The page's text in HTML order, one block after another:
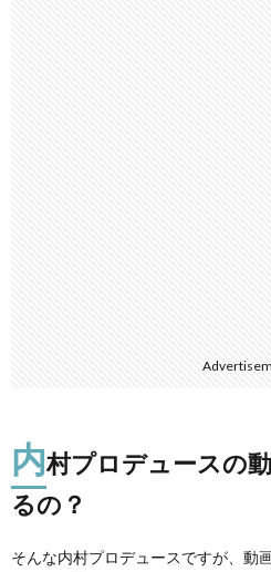
内村プロデュースの
るの？
そんな内村プロデュースですが、動